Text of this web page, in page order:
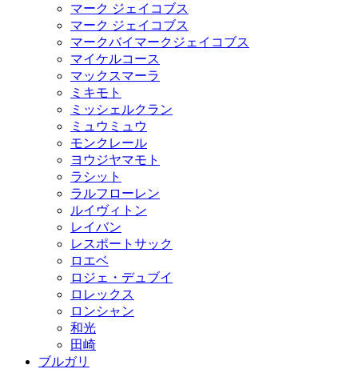
マーク ジェイコブス
マーク ジェイコブス
マークバイマークジェイコブス
マイケルコース
マックスマーラ
ミキモト
ミッシェルクラン
ミュウミュウ
モンクレール
ヨウジヤマモト
ラシット
ラルフローレン
ルイヴィトン
レイバン
レスポートサック
ロエベ
ロジェ・デュブイ
ロレックス
ロンシャン
和光
田崎
ブルガリ